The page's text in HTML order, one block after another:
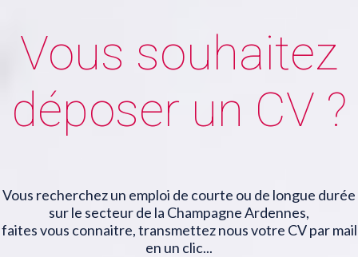
Vous souhaitez
déposer un CV ?
Vous recherchez un emploi de courte ou de longue durée
sur le secteur de la Champagne Ardennes,
faites vous connaitre, transmettez nous votre CV par mail
en un clic...